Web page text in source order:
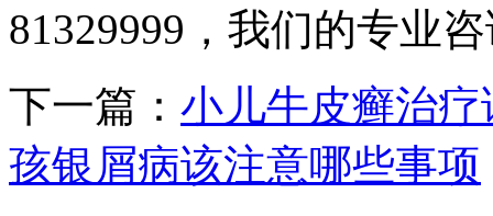
81329999，我们的专业
下一篇： 小儿牛皮癣治
孩银屑病该注意哪些事项